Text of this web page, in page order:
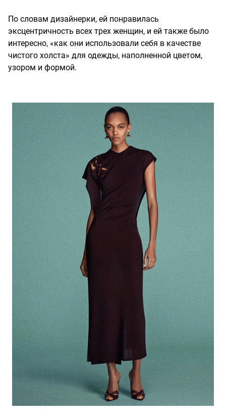
По словам дизайнерки, ей понравилась
эксцентричность всех трех женщин, и ей также было
интересно, «как они использовали себя в качестве
чистого холста» для одежды, наполненной цветом,
узором и формой.